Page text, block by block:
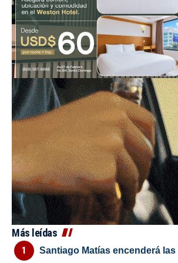
Más leídas
Santiago Matías encenderá las